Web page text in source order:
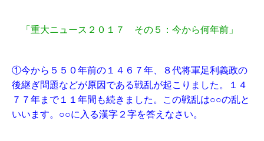
「重大ニュース２０１７ その５：今から何年前」
①今から５５０年前の１４６７年、８代将軍足利義政の
後継ぎ問題などが原因である戦乱が起こりました。１４
７７年まで１１年間も続きました。この戦乱は○○の乱と
いいます。○○に入る漢字２字を答えなさい。